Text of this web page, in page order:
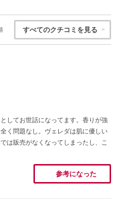
すべてのクチコミを見る
してお世話になってます。香りが強
く問題なし。ヴェレダは肌に優しい
は販売がなくなってしまったし、こ
参考になった